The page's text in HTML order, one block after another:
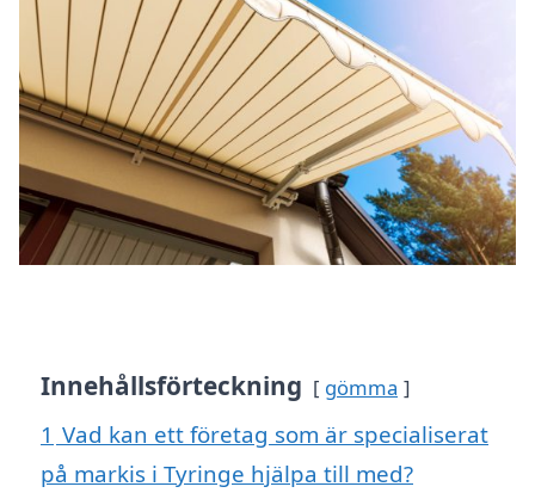
Innehållsförteckning gömma
1 Vad kan ett företag som är specialiserat
på markis i Tyringe hjälpa till med?